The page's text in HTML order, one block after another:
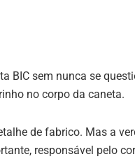
BIC sem nunca se
no corpo da caneta.
de fabrico. Mas a
responsável pelo